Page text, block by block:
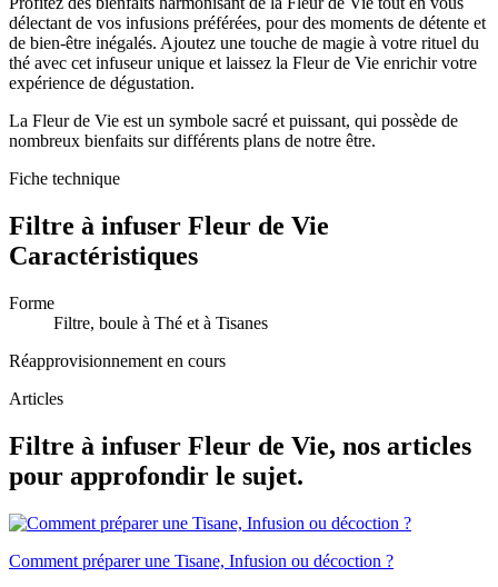
délectant de vos infusions préférées, pour des moments de détente et
de bien-être inégalés. Ajoutez une touche de magie à votre rituel du
thé avec cet infuseur unique et laissez la Fleur de Vie enrichir votre
expérience de dégustation.
La Fleur de Vie est un symbole sacré et puissant, qui possède de
nombreux bienfaits sur différents plans de notre être.
Fiche technique
Filtre à infuser Fleur de Vie
Caractéristiques
Forme
Filtre, boule à Thé et à Tisanes
Réapprovisionnement en cours
Articles
Filtre à infuser Fleur de Vie, nos articles
pour approfondir le sujet.
Comment préparer une Tisane, Infusion ou décoction ?